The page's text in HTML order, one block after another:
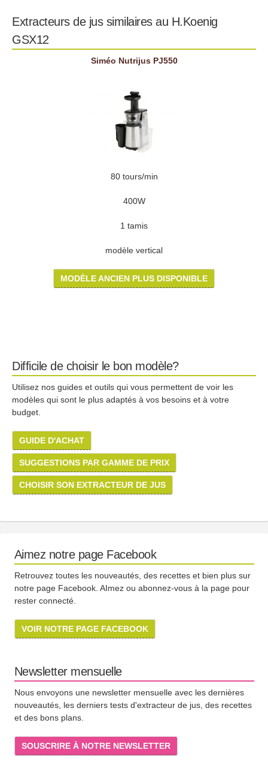
Extracteurs de jus similaires au H.Koenig
GSX12
Siméo Nutrijus PJ550
80 tours/min
400W
1 tamis
modèle vertical
MODÈLE ANCIEN PLUS DISPONIBLE
Difficile de choisir le bon modèle?
Utilisez nos guides et outils qui vous permettent de voir les
modèles qui sont le plus adaptés à vos besoins et à votre
budget.
GUIDE D'ACHAT
SUGGESTIONS PAR GAMME DE PRIX
CHOISIR SON EXTRACTEUR DE JUS
Aimez notre page Facebook
Retrouvez toutes les nouveautés, des recettes et bien plus sur
notre page Facebook. AImez ou abonnez-vous à la page pour
rester connecté.
VOIR NOTRE PAGE FACEBOOK
Newsletter mensuelle
Nous envoyons une newsletter mensuelle avec les dernières
nouveautés, les derniers tests d'extracteur de jus, des recettes
et des bons plans.
SOUSCRIRE À NOTRE NEWSLETTER